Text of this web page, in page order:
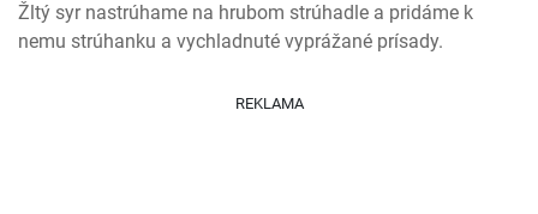
Žltý syr nastrúhame na hrubom strúhadle a pridáme k
nemu strúhanku a vychladnuté vyprážané prísady.
REKLAMA